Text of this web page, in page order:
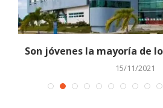
Son jóvenes la mayoría de
15/11/2021